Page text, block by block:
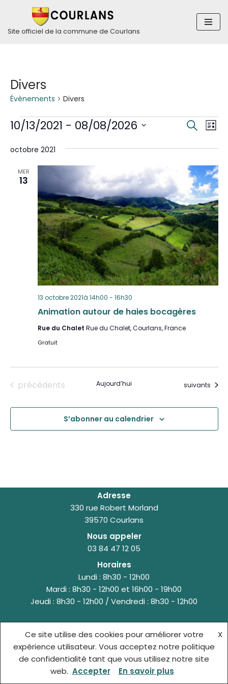
Aller
Site officiel de la commune de Courlans
Divers
Évènements Divers
et
de
vues
Liste
10/13/2021 - 08/08/2026
une
octobre 2021
MER
13
Animation autour de haies bocagères
13 octobre 2021à 14h00 - 16h30
Rue du Chalet Rue du Chalet, Courlans, France
Gratuit
Évènements
précédents Aujourd’hui Évènements
suivants
S’abonner au calendrier
Adresse
330 rue Robert Morland
39570 Courlans
Nous appeler
03 84 47 12 05
Horaires
Lundi : 8h30 - 12h00
Mardi : 8h30 - 12h00 et 16h00 - 19h00
Jeudi : 8h30 - 12h00 / Vendredi : 8h30 - 12h00
© {site_title} {current_year}
ACCUEIL
MENTIONS LÉGALES
POLITIQUE DE CONFIDENTIALITÉ
CONTACT
Ce site utilise des cookies pour améliorer votre
expérience utilisateur. Vous acceptez notre politique
de confidentialité tant que vous utilisez notre site
web.
X
Accepter En savoir plus